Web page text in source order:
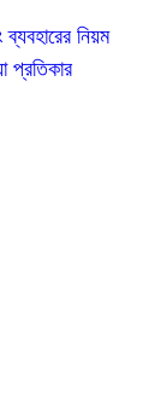
নিয়ম
প্রতিকার